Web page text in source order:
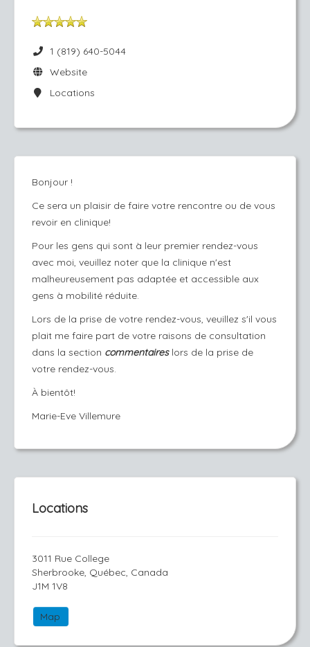
1 (819) 640-5044
Website
Locations
Bonjour !
Ce sera un plaisir de faire votre rencontre ou de vous
revoir en clinique!
Pour les gens qui sont à leur premier rendez-vous
avec moi, veuillez noter que la clinique n'est
malheureusement pas adaptée et accessible aux
gens à mobilité réduite.
Lors de la prise de votre rendez-vous, veuillez s'il vous
plait me faire part de votre raisons de consultation
dans la section commentaireslors de la prise de
votre rendez-vous.
À bientôt!
Marie-Eve Villemure
Locations
3011 Rue College
Sherbrooke, Québec, Canada
J1M 1V8
Map